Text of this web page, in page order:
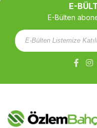
E-
E-Bülten